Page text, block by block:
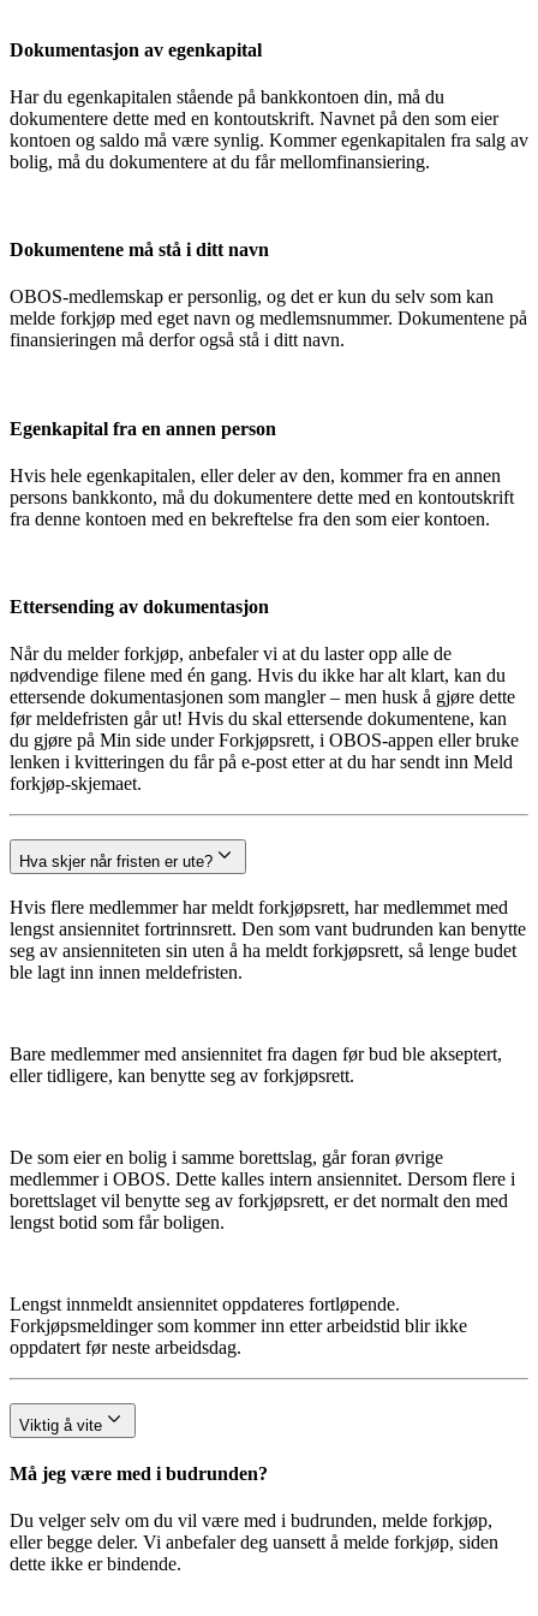
Dokumentasjon av egenkapital
Har du egenkapitalen stående på bankkontoen din, må du
dokumentere dette med en kontoutskrift. Navnet på den som eier
kontoen og saldo må være synlig. Kommer egenkapitalen fra salg av
bolig, må du dokumentere at du får mellomfinansiering.
Dokumentene må stå i ditt navn
OBOS-medlemskap er personlig, og det er kun du selv som kan
melde forkjøp med eget navn og medlemsnummer. Dokumentene på
finansieringen må derfor også stå i ditt navn.
Egenkapital fra en annen person
Hvis hele egenkapitalen, eller deler av den, kommer fra en annen
persons bankkonto, må du dokumentere dette med en kontoutskrift
fra denne kontoen med en bekreftelse fra den som eier kontoen.
Ettersending av dokumentasjon
Når du melder forkjøp, anbefaler vi at du laster opp alle de
nødvendige filene med én gang. Hvis du ikke har alt klart, kan du
ettersende dokumentasjonen som mangler – men husk å gjøre dette
før meldefristen går ut! Hvis du skal ettersende dokumentene, kan
du gjøre på Min side under Forkjøpsrett, i OBOS-appen eller bruke
lenken i kvitteringen du får på e-post etter at du har sendt inn Meld
forkjøp-skjemaet.
Hva skjer når fristen er ute?
Hvis flere medlemmer har meldt forkjøpsrett, har medlemmet med
lengst ansiennitet fortrinnsrett. Den som vant budrunden kan benytte
seg av ansienniteten sin uten å ha meldt forkjøpsrett, så lenge budet
ble lagt inn innen meldefristen.
Bare medlemmer med ansiennitet fra dagen før bud ble akseptert,
eller tidligere, kan benytte seg av forkjøpsrett.
De som eier en bolig i samme borettslag, går foran øvrige
medlemmer i OBOS. Dette kalles intern ansiennitet. Dersom flere i
borettslaget vil benytte seg av forkjøpsrett, er det normalt den med
lengst botid som får boligen.
Lengst innmeldt ansiennitet oppdateres fortløpende.
Forkjøpsmeldinger som kommer inn etter arbeidstid blir ikke
oppdatert før neste arbeidsdag.
Viktig å vite
Må jeg være med i budrunden?
Du velger selv om du vil være med i budrunden, melde forkjøp,
eller begge deler. Vi anbefaler deg uansett å melde forkjøp, siden
dette ikke er bindende.